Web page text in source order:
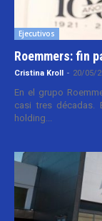
Ejecutivos
Roemmers: fin
Cristina Kroll - 20/05/
En el grupo
casi tres décadas.
holding...